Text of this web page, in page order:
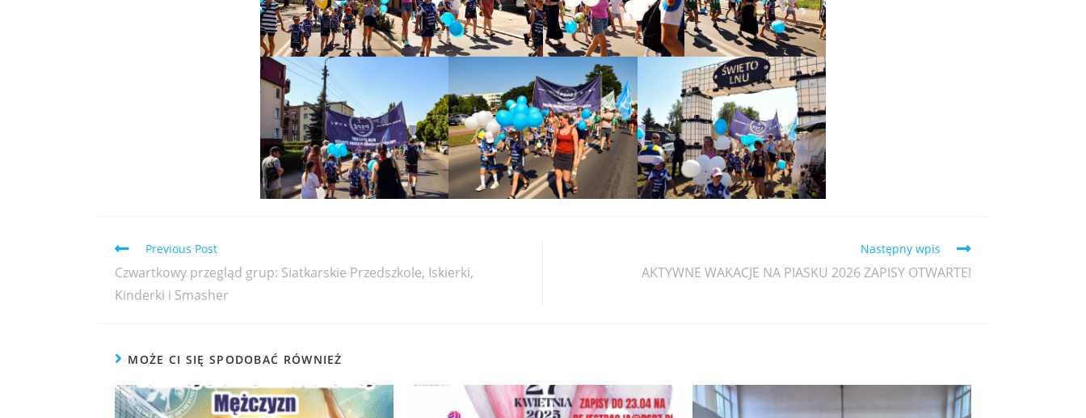
Previous Post
Czwartkowy przegląd grup: Siatkarskie Przedszkole, Iskierki,
Kinderki i Smasher
Następny wpis
AKTYWNE WAKACJE NA PIASKU 2026 ZAPISY OTWARTE!
MOŻE CI SIĘ SPODOBAĆ RÓWNIEŻ